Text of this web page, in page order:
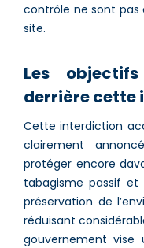
contrôle ne sont
site.
Les
derrière cette
Cette interdiction
clairement
protéger encore
tabagisme passif
préservation de
réduisant
gouvernement vise